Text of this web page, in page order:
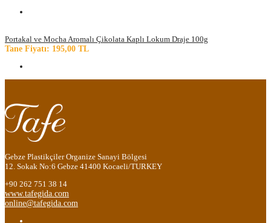
Portakal ve Mocha Aromalı Çikolata Kaplı Lokum Draje 100g
Tane Fiyatı: 195,00 TL
Gebze Plastikçiler Organize Sanayi Bölgesi
12. Sokak No:6 Gebze 41400 Kocaeli/TURKEY
+90 262 751 38 14
www.tafegida.com
online@tafegida.com